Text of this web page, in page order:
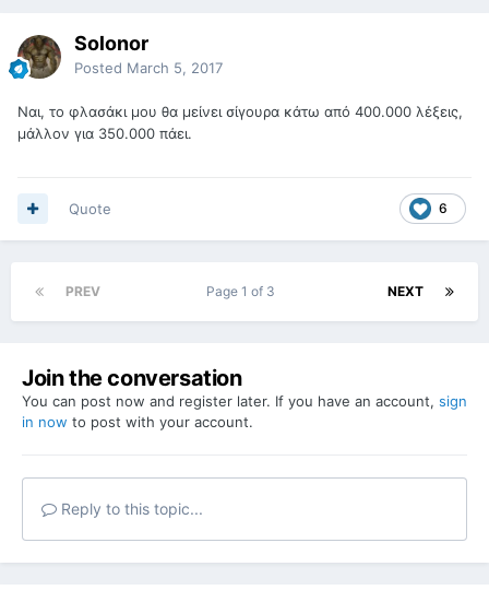
Solonor
Posted March 5, 2017
Ναι, το φλασάκι μου θα μείνει σίγουρα κάτω από 400.000 λέξεις,
μάλλον για 350.000 πάει.
6
Quote
PREV NEXT
Page 1 of 3
Join the conversation
You can post now and register later. If you have an account, sign
in now to post with your account.
Reply to this topic...